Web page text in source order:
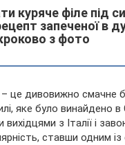
куряче філе під
запеченої в
з фото
– це дивовижно смачне
яке було винайдено
з Італії і
ставши одним із